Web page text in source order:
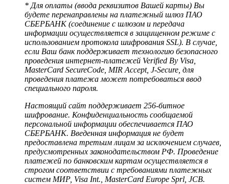
* Для оплаты (ввода реквизитов Вашей карты) Вы
будете перенаправлены на платежный шлюз ПАО
СБЕРБАНК (соединение с шлюзом и передача
информации осуществляется в защищенном режиме с
использованием протокола шифрования SSL). В случае,
если Ваш банк поддерживает технологию безопасного
проведения интернет-платежей Verified By Visa,
MasterCard SecureCode, MIR Accept, J-Secure, для
проведения платежа может потребоваться ввод
специального пароля.
Настоящий сайт поддерживает 256-битное
шифрование. Конфиденциальность сообщаемой
персональной информации обеспечивается ПАО
СБЕРБАНК. Введенная информация не будет
предоставлена третьим лицам за исключением случаев,
предусмотренных законодательством РФ. Проведение
платежей по банковским картам осуществляется в
строгом соответствии с требованиями платежных
систем МИР, Visa Int., MasterCard Europe Sprl, JCB.